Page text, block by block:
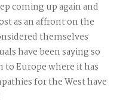
coming up again and
as an affront on the
themselves
have been saying so
to Europe where it has
for the West have